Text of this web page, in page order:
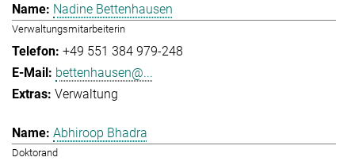
Nadine Bettenhausen
Verwaltungsmitarbeiterin
+49 551 384 979-248
bettenhausen@...
Verwaltung
Abhiroop Bhadra
Doktorand